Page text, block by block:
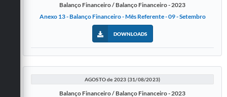
Balanço Financeiro / Balanço Financeiro - 2023
Anexo 13 - Balanço Financeiro - Mês Referente - 09 - Setembro
DOWNLOADS
AGOSTO de 2023 (31/08/2023)
Balanço Financeiro / Balanço Financeiro - 2023